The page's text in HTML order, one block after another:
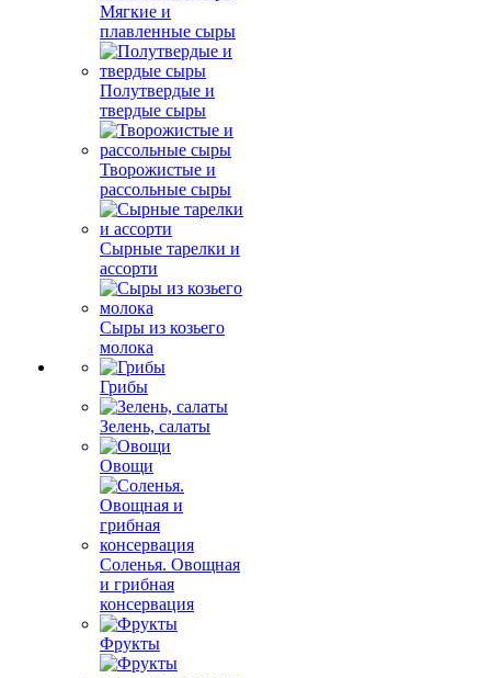
Мягкие и
плавленные сыры
Полутвердые и
твердые сыры
Творожистые и
рассольные сыры
Сырные тарелки и
ассорти
Сыры из козьего
молока
Грибы
Зелень, салаты
Овощи
Соленья. Овощная
и грибная
консервация
Фрукты